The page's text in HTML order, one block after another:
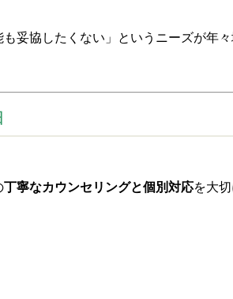
妥協したくない」というニーズが年
丁寧なカウンセリングと個別対応を大